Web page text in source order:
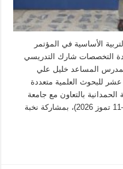
الأساسية في المؤتمر
التخصصات شارك التدريسي
المدرس المساعد خليل علي
للبحوث العلمية متعددة
بالتعاون مع جامعة
العدالة والحكمة الأمريكية، خلال المدة (9–11 تموز 2026)، بمشاركة نخبة